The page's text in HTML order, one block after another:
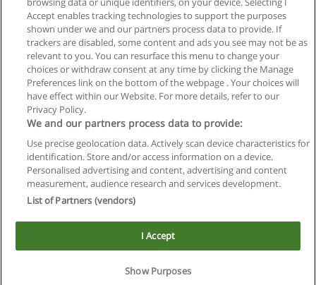
Privacidad de datos
Contactar con Educaedu
Copyright © Educaedu Business S.L. - CIF : B-95610580: -
Accept enables tracking technologies to support the purposes
shown under we and our partners process data to provide. If
trackers are disabled, some content and ads you see may not be as
relevant to you. You can resurface this menu to change your
choices or withdraw consent at any time by clicking the Manage
Preferences link on the bottom of the webpage . Your choices will
have effect within our Website. For more details, refer to our
Privacy Policy.
We and our partners process data to provide:
Use precise geolocation data. Actively scan device characteristics for
identification. Store and/or access information on a device.
Personalised advertising and content, advertising and content
measurement, audience research and services development.
List of Partners (vendors)
I Accept
Show Purposes